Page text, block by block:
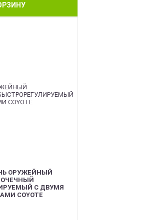
ОРУЖЕЙНЫЙ
С ДВУМЯ
COYOTE